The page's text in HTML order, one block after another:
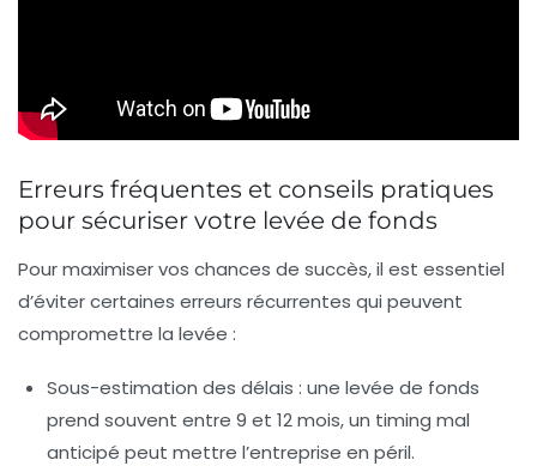
Erreurs fréquentes et conseils pratiques
pour sécuriser votre levée de fonds
Pour maximiser vos chances de succès, il est essentiel
d’éviter certaines erreurs récurrentes qui peuvent
compromettre la levée :
Sous-estimation des délais : une levée de fonds
prend souvent entre 9 et 12 mois, un timing mal
anticipé peut mettre l’entreprise en péril.